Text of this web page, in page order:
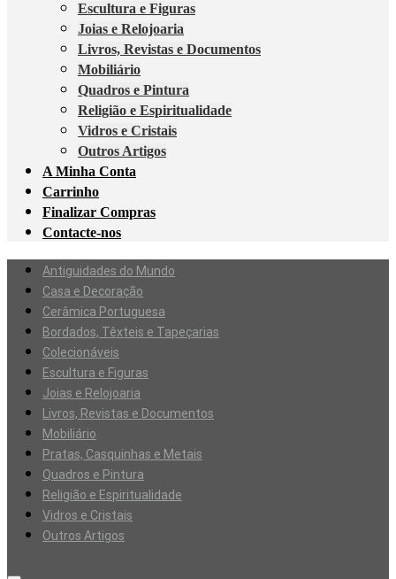
Escultura e Figuras
Joias e Relojoaria
Livros, Revistas e Documentos
Mobiliário
Quadros e Pintura
Religião e Espiritualidade
Vidros e Cristais
Outros Artigos
A Minha Conta
Carrinho
Finalizar Compras
Contacte-nos
Antiguidades do Mundo
Casa e Decoração
Cerâmica Portuguesa
Bordados, Têxteis e Tapeçarias
Colecionáveis
Escultura e Figuras
Joias e Relojoaria
Livros, Revistas e Documentos
Mobiliário
Pratas, Casquinhas e Metais
Quadros e Pintura
Religião e Espiritualidade
Vidros e Cristais
Outros Artigos